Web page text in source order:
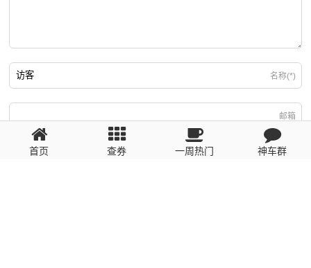
名称(*)
邮箱
回复需填写必要信息
首页 查券 一周热门 神车群